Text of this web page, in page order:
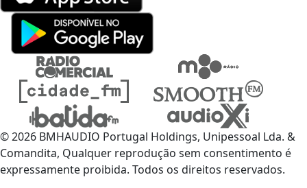
© 2026 BMHAUDIO Portugal Holdings, Unipessoal Lda. &
Comandita, Qualquer reprodução sem consentimento é
expressamente proibida. Todos os direitos reservados.